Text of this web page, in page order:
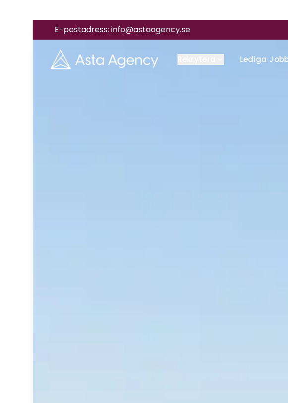
E-postadress: info@astaagency.se
Lediga